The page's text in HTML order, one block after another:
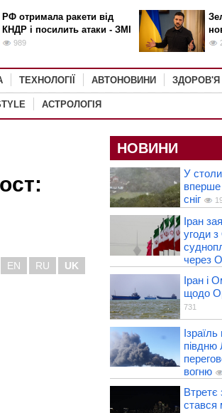
РФ отримала ракети від
КНДР і посилить атаки - ЗМІ
989
ТЕХНОЛОГІЇ АВТОНОВИНИ ЗДОРОВ'Я
АСТРОЛОГІЯ
EN RU UK
НОВИНИ
У
вперше
сніг
Іран
угоди
через
Іран і
щодо
731
півдню
вогню
Втретє
стався